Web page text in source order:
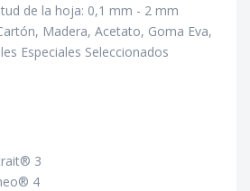
de la hoja: 0,1 mm - 2 mm
Madera, Acetato, Goma Eva,
Especiales Seleccionados
3
4